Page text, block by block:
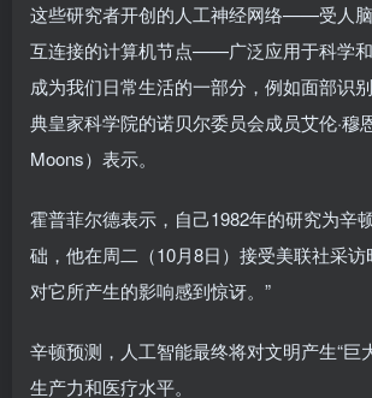
这些研究者开创的人工神经网络——受人
互连接的计算机节点——广泛应用于科学
成为我们日常生活的一部分，例如面部识
典皇家科学院的诺贝尔委员会成员艾伦·穆
Moons）表示。
霍普菲尔德表示，自己1982年的研究为辛
础，他在周二（10月8日）接受美联社采访
对它所产生的影响感到惊讶。”
辛顿预测，人工智能最终将对文明产生“巨
生产力和医疗水平。